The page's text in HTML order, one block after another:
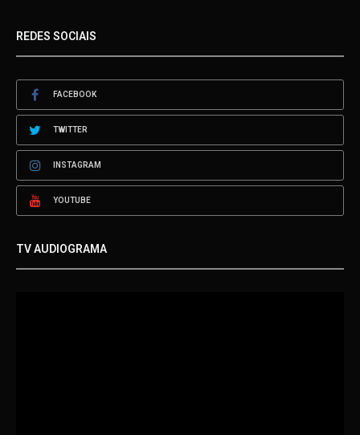
REDES SOCIAIS
FACEBOOK
TWITTER
INSTAGRAM
YOUTUBE
TV AUDIOGRAMA